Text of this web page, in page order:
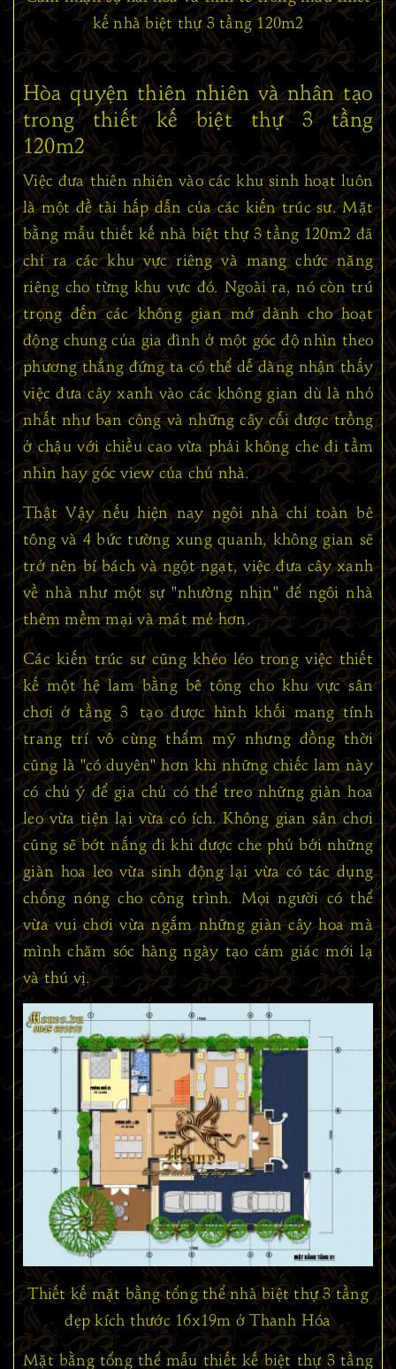
kế nhà biệt thự 3 tầng 120m2
Hòa quyện thiên nhiên và nhân tạo
trong thiết kế biệt thự 3 tầng
120m2
Việc đưa thiên nhiên vào các khu sinh hoạt luôn
là một đề tài hấp dẫn của các kiến trúc sư. Mặt
bằng mẫu thiết kế nhà biệt thự 3 tầng 120m2 đã
chỉ ra các khu vực riêng và mang chức năng
riêng cho từng khu vực đó. Ngoài ra, nó còn trú
trọng đến các không gian mở dành cho hoạt
động chung của gia đình ở một góc độ nhìn theo
phương thẳng đứng ta có thể dễ dàng nhận thấy
việc đưa cây xanh vào các không gian dù là nhỏ
nhất như ban công và những cây cối được trồng
ở chậu với chiều cao vừa phải không che đi tầm
nhìn hay góc view của chủ nhà.
Thật Vậy nếu hiện nay ngôi nhà chỉ toàn bê
tông và 4 bức tường xung quanh, không gian sẽ
trở nên bí bách và ngột ngạt, việc đưa cây xanh
về nhà như một sự "nhường nhịn" để ngôi nhà
thêm mềm mại và mát mẻ hơn.
Các kiến trúc sư cũng khéo léo trong việc thiết
kế một hệ lam bằng bê tông cho khu vực sân
chơi ở tầng 3 tạo được hình khối mang tính
trang trí vô cùng thẩm mỹ nhưng đồng thời
cũng là "có duyên" hơn khi những chiếc lam này
có chủ ý để gia chủ có thể treo những giàn hoa
leo vừa tiện lại vừa có ích. Không gian sân chơi
cũng sẽ bớt nắng đi khi được che phủ bởi những
giàn hoa leo vừa sinh động lại vừa có tác dụng
chống nóng cho công trình. Mọi người có thể
vừa vui chơi vừa ngắm những giàn cây hoa mà
mình chăm sóc hàng ngày tạo cảm giác mới lạ
và thú vị.
Thiết kế mặt bằng tổng thể nhà biệt thự 3 tầng
đẹp kích thước 16x19m ở Thanh Hóa
Mặt bằng tổng thể mẫu thiết kế biệt thự 3 tầng